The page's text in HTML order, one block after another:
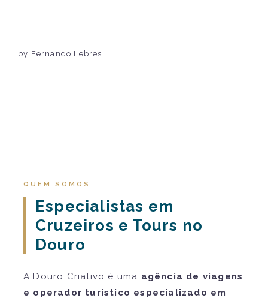
by Fernando Lebres
QUEM SOMOS
Especialistas em
Cruzeiros e Tours no
Douro
A Douro Criativo é uma agência de viagens
e operador turístico especializado em